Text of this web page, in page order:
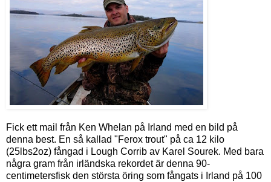
Fick ett mail från Ken Whelan på Irland med en bild på
denna best. En så kallad "Ferox trout" på ca 12 kilo
(25lbs2oz) fångad i Lough Corrib av Karel Sourek. Med bara
några gram från irländska rekordet är denna 90-
centimetersfisk den största öring som fångats i Irland på 100